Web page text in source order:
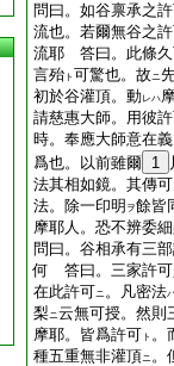
問曰。如谷禀承之
流也。若爾無谷之
流耶 答曰。此條久
言殆 ト 可驚也。故ニ
初於谷灌頂。動レハ
請慈惠大師。用彼
時。奉應大師意在
爲也。以前雖爾
1
法其相如鏡。其傳
法。除一印明 ヲ餘皆
摩耶人。恐不辨委
問曰。谷相承有三
何 答曰。三家許可
在此許可ニ。凡密法
梨ニ云無可授。然則
摩耶。皆爲許可 ト 。
種五重無非灌頂ニ。